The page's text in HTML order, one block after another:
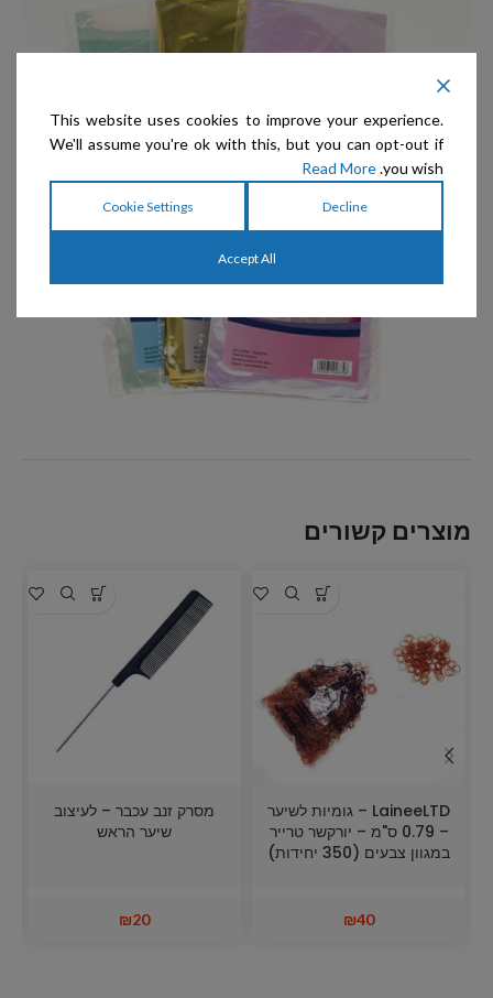
מוצרים קשורים
LaineeLTD – גומיות לשיער
– 0.79 ס"מ – יורקשר טרייר
במגוון צבעים (350 יחידות)
₪40
מסרק זנב עכבר – לעיצוב
שיער הראש
₪20
This website uses cookies to improve your experience.
We'll assume you're ok with this, but you can opt-out if
you wish.
Read More
Decline
Cookie Settings
Accept All